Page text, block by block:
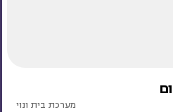
מערכת בית ונוי